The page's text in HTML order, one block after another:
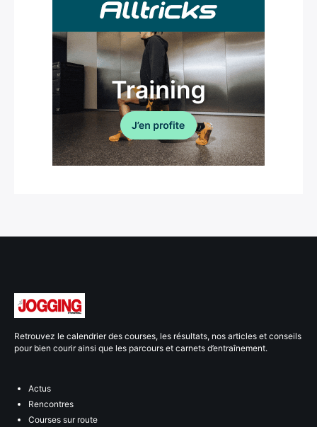
Retrouvez le calendrier des courses, les résultats, nos articles et conseils
pour bien courir ainsi que les parcours et carnets d’entraînement.
Actus
Rencontres
Courses sur route